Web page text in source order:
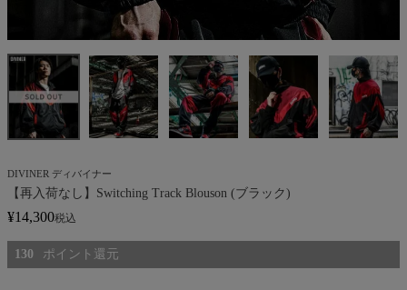
DIVINER ディバイナー
【再入荷なし】Switching Track Blouson (ブラック)
¥14,300税込
130